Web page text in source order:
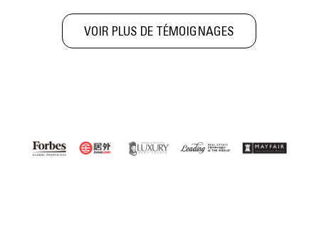
VOIR PLUS DE TÉMOIGNAGES